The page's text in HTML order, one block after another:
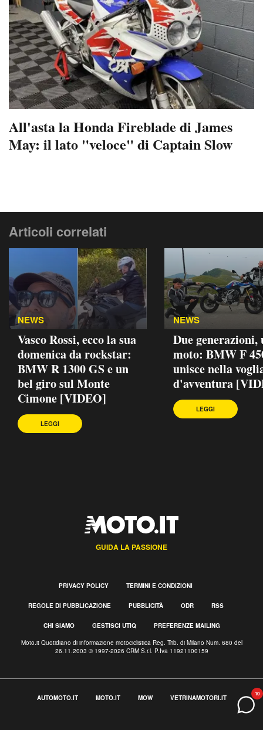
10
All'asta la Honda Fireblade di James
May: il lato "veloce" di Captain Slow
Articoli correlati
NEWS
Vasco Rossi, ecco la sua
domenica da rockstar:
BMW R 1300 GS e un
bel giro sul Monte
Cimone [VIDEO]
LEGGI
NEWS
Due generazioni,
moto: BMW F
unisce nella
d'avventura
LEGGI
GUIDA LA PASSIONE
PRIVACY POLICY TERMINI E CONDIZIONI
REGOLE DI PUBBLICAZIONE PUBBLICITÀ ODR RSS
CHI SIAMO GESTISCI UTIQ PREFERENZE MAILING
Moto.it Quotidiano di informazione motociclistica Reg. Trib. di Milano Num. 680 del
26.11.2003 © 1997-2026 CRM S.r.l. P.Iva 11921100159
AUTOMOTO.IT MOTO.IT MOW VETRINAMOTORI.IT